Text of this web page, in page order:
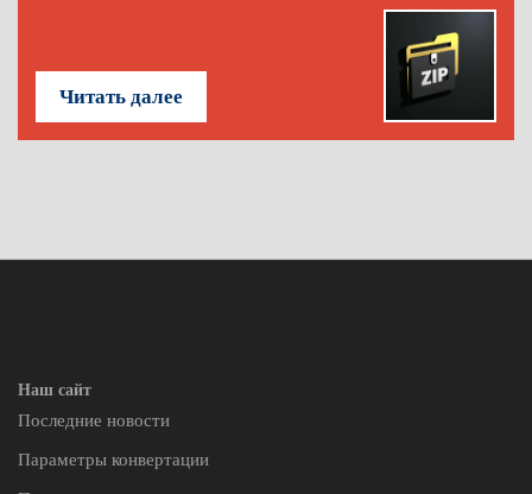
Читать далее
Наш сайт
Последние новости
Параметры конвертации